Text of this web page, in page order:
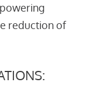
reduction of